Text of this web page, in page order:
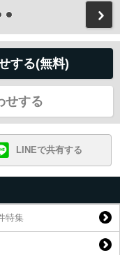
する(無料)
せする
LINEで共有する
特集